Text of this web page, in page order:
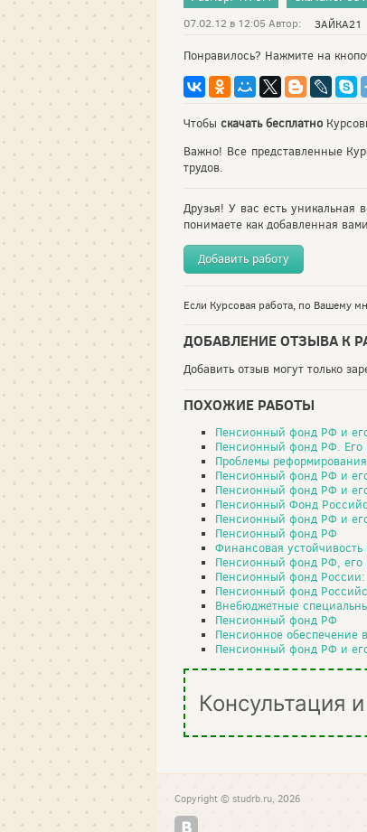
07.02.12 в 12:05 Автор: ЗАЙКА21
Понравилось? Нажмите на
Чтобы скачать бесплатно
Важно! Все представленные
трудов.
Друзья! У вас есть уникальная
понимаете как добавленная
Добавить работу
Если Курсовая работа, по Вашему
ДОБАВЛЕНИЕ ОТЗЫВА К
Добавить отзыв могут только
ПОХОЖИЕ РАБОТЫ
Пенсионный фонд РФ и
Пенсионный фонд РФ. Его
Проблемы
Пенсионный фонд РФ и
Пенсионный фонд РФ и
Пенсионный Фонд
Пенсионный фонд РФ и
Пенсионный фонд РФ
Финансовая
Пенсионный фонд РФ, его
Пенсионный фонд России:
Пенсионный фонд
Внебюджетные
Пенсионный фонд РФ
Пенсионное обеспечение
Пенсионный фонд РФ и
Консультация
Copyright © studrb.ru, 2026